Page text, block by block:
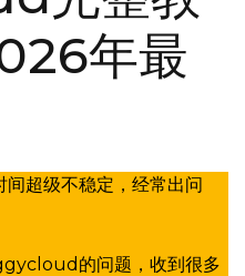
年最
超级不稳定，经常出问
的问题，收到很多